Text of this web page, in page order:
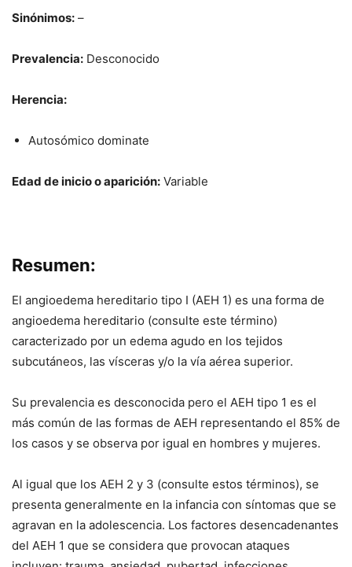
Sinónimos: –
Prevalencia: Desconocido
Herencia:
Autosómico dominate
Edad de inicio o aparición: Variable
Resumen:
El angioedema hereditario tipo I (AEH 1) es una forma de
angioedema hereditario (consulte este término)
caracterizado por un edema agudo en los tejidos
subcutáneos, las vísceras y/o la vía aérea superior.
Su prevalencia es desconocida pero el AEH tipo 1 es el
más común de las formas de AEH representando el 85% de
los casos y se observa por igual en hombres y mujeres.
Al igual que los AEH 2 y 3 (consulte estos términos), se
presenta generalmente en la infancia con síntomas que se
agravan en la adolescencia. Los factores desencadenantes
del AEH 1 que se considera que provocan ataques